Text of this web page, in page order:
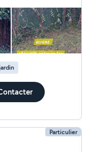
Particulier